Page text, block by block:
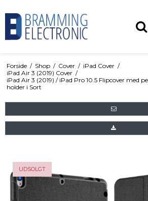
Forside / Shop / Cover / iPad Cover /
iPad Air 3 (2019) Cover /
iPad Air 3 (2019) / iPad Pro 10.5 Flipcover med
holder i Sort
UDSOLGT